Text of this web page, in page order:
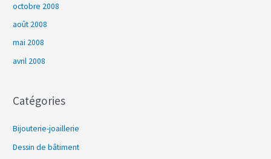
octobre 2008
août 2008
mai 2008
avril 2008
Catégories
Bijouterie-joaillerie
Dessin de bâtiment